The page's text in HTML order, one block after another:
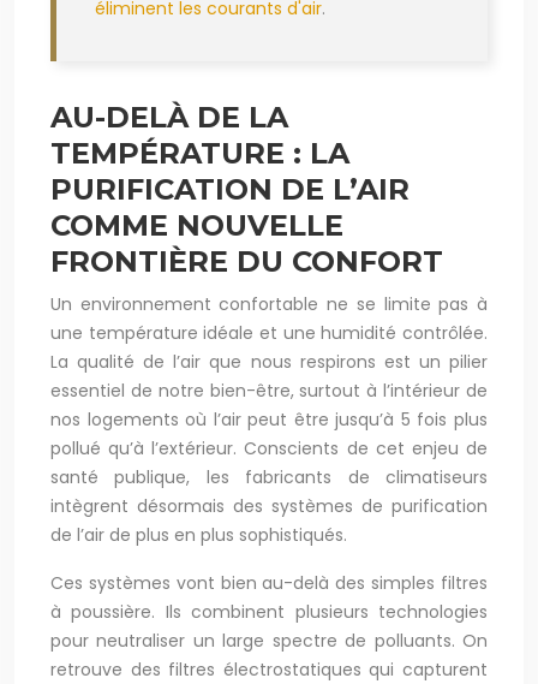
éliminent les courants d'air.
AU-DELÀ DE LA
TEMPÉRATURE : LA
PURIFICATION DE L’AIR
COMME NOUVELLE
FRONTIÈRE DU CONFORT
Un environnement confortable ne se limite pas à
une température idéale et une humidité contrôlée.
La qualité de l’air que nous respirons est un pilier
essentiel de notre bien-être, surtout à l’intérieur de
nos logements où l’air peut être jusqu’à 5 fois plus
pollué qu’à l’extérieur. Conscients de cet enjeu de
santé publique, les fabricants de climatiseurs
intègrent désormais des systèmes de purification
de l’air de plus en plus sophistiqués.
Ces systèmes vont bien au-delà des simples filtres
à poussière. Ils combinent plusieurs technologies
pour neutraliser un large spectre de polluants. On
retrouve des filtres électrostatiques qui capturent